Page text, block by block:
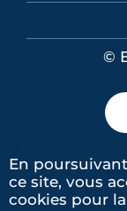
Ma
©
En
ce site, vous
cookies pour